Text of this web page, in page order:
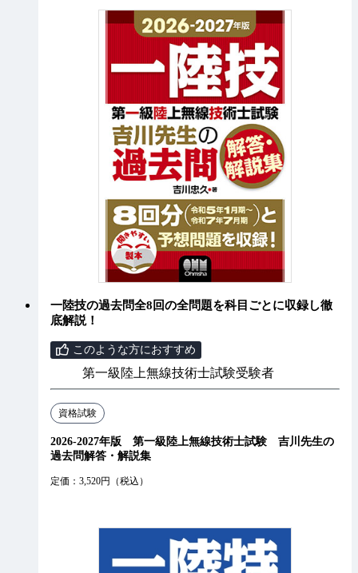
一陸技の過去問全8回の全問題を科目ごとに収録し徹
底解説！
このような方におすすめ
第一級陸上無線技術士試験受験者
資格試験
2026-2027年版 第一級陸上無線技術士試験 吉川先生の
過去問解答・解説集
定価：3,520円（税込）